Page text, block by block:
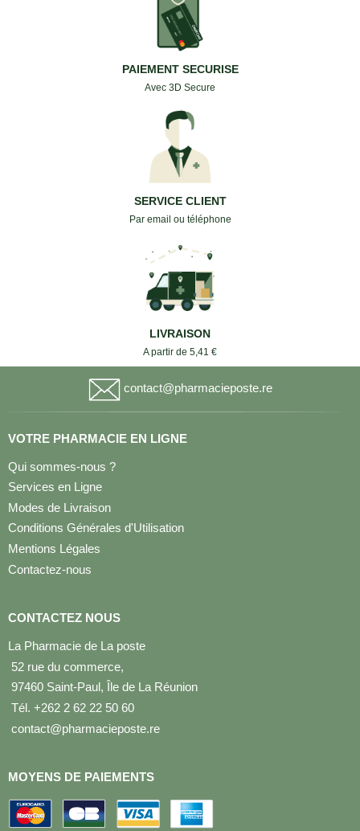
PAIEMENT SECURISE
Avec 3D Secure
SERVICE CLIENT
Par email ou téléphone
LIVRAISON
A partir de 5,41 €
contact@pharmacieposte.re
VOTRE PHARMACIE EN LIGNE
Qui sommes-nous ?
Services en Ligne
Modes de Livraison
Conditions Générales d'Utilisation
Mentions Légales
Contactez-nous
CONTACTEZ NOUS
La Pharmacie de La poste
52 rue du commerce,
97460 Saint-Paul, Île de La Réunion
Tél. +262 2 62 22 50 60
contact@pharmacieposte.re
MOYENS DE PAIEMENTS